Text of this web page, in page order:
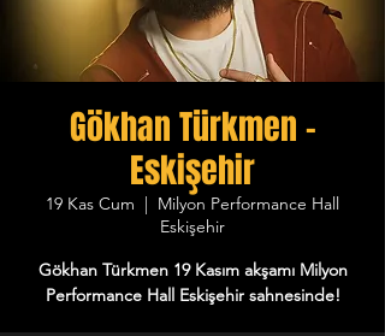
Gökhan Türkmen -
Eskişehir
19 Kas Cum
  |
Milyon Performance Hall
Eskişehir
Gökhan Türkmen 19 Kasım akşamı Milyon
Performance Hall Eskişehir sahnesinde!